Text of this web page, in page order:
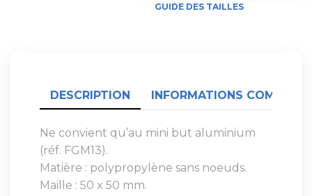
GUIDE DES TAILLES
DESCRIPTION INFORMATIONS
Ne convient qu’au mini but aluminium
(réf. FGM13).
Matière : polypropylène sans noeuds.
Maille : 50 x 50 mm.